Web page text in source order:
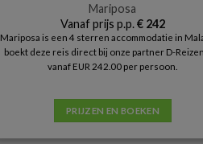
Mariposa
Vanaf prijs p.p.€242
Mariposa is een 4 sterren accommodatie in
boekt deze reis direct bij onze partner D-
vanaf EUR 242.00 per persoon.
PRIJZEN EN BOEKEN